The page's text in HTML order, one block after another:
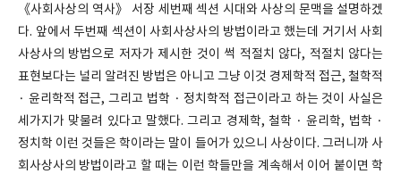
《사회사상의 역사》 서장 세번째 섹션 시대와 사상의 문맥을 설명하겠
다. 앞에서 두번째 섹션이 사회사상사의 방법이라고 했는데 거기서 사회
사상사의 방법으로 저자가 제시한 것이 썩 적절치 않다, 적절치 않다는
표현보다는 널리 알려진 방법은 아니고 그냥 이것 경제학적 접근, 철학적
· 윤리학적 접근, 그리고 법학 · 정치학적 접근이라고 하는 것이 사실은
세가지가 맞물려 있다고 말했다. 그리고 경제학, 철학 · 윤리학, 법학 ·
정치학 이런 것들은 학이라는 말이 들어가 있으니 사상이다. 그러니까 사
회사상사의 방법이라고 할 때는 이런 학들만을 계속해서 이어 붙이면 학